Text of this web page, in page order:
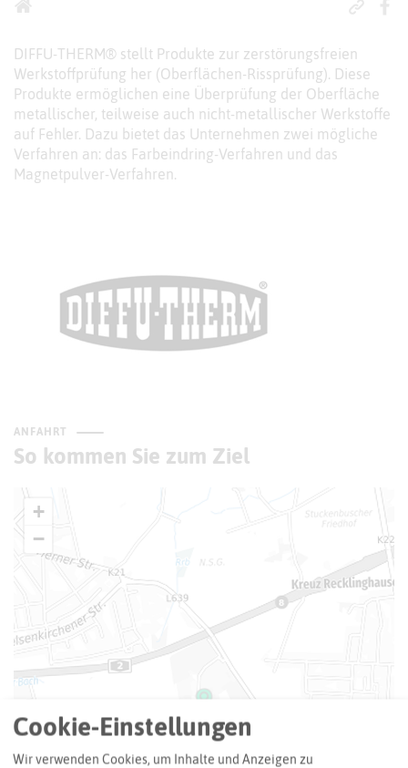
DIFFU-THERM® stellt Produkte zur zerstörungsfreien
Werkstoffprüfung her (Oberflächen-Rissprüfung). Diese
Produkte ermöglichen eine Überprüfung der Oberfläche
metallischer, teilweise auch nicht-metallischer Werkstoffe
auf Fehler. Dazu bietet das Unternehmen zwei mögliche
Verfahren an: das Farbeindring-Verfahren und das
Magnetpulver-Verfahren.
ANFAHRT
So kommen Sie zum Ziel
+
−
Cookie-Einstellungen
Wir verwenden Cookies, um Inhalte und Anzeigen zu